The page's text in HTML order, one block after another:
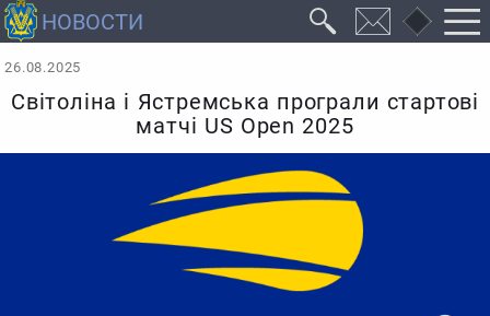
26.08.2025
Світоліна і Ястремська програли стартові
матчі US Open 2025